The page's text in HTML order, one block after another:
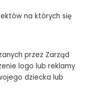
na których się
przez Zarząd
logo lub reklamy
dziecka lub